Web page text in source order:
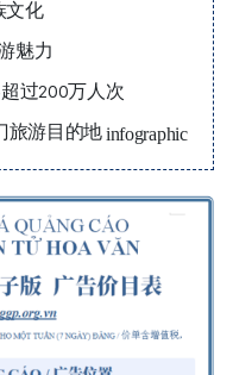
文化
魅力
过200万人次
旅游目的地infographic